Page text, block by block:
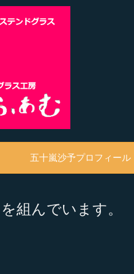
五十嵐沙予プロフィール
組んでいます。